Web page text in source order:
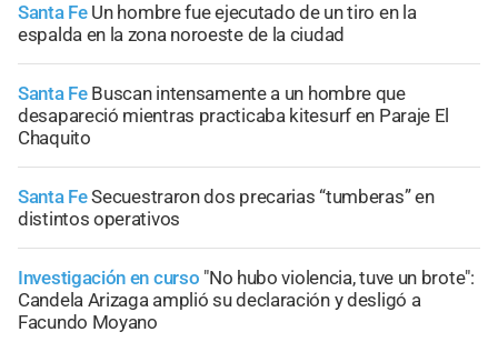
Santa Fe Un hombre fue ejecutado de un tiro en la
espalda en la zona noroeste de la ciudad
Santa Fe Buscan intensamente a un hombre que
desapareció mientras practicaba kitesurf en Paraje El
Chaquito
Santa FeSecuestraron dos precarias “tumberas” en
distintos operativos
Investigación en curso "No hubo violencia, tuve un brote":
Candela Arizaga amplió su declaración y desligó a
Facundo Moyano